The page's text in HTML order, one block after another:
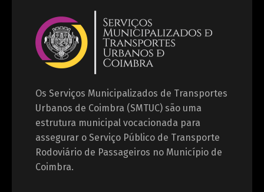
Os Serviços Municipalizados de Transportes
Urbanos de Coimbra (SMTUC) são uma
estrutura municipal vocacionada para
assegurar o Serviço Público de Transporte
Rodoviário de Passageiros no Município de
Coimbra.